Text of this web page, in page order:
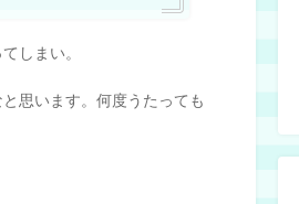
しまい。
思います。何度うたっても